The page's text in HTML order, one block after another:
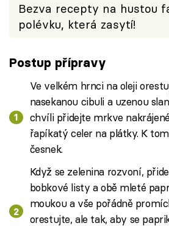
Bezva recepty na hustou
polévku, která zasytí!
Postup přípravy
Ve velkém hrnci na oleji
nasekanou cibuli a uzenou
chvíli přidejte mrkve
řapíkatý celer na plátky. K
česnek.
Když se zelenina rozvoní,
bobkové listy a obě mleté
moukou a vše pořádně
orestujte, ale tak, aby se